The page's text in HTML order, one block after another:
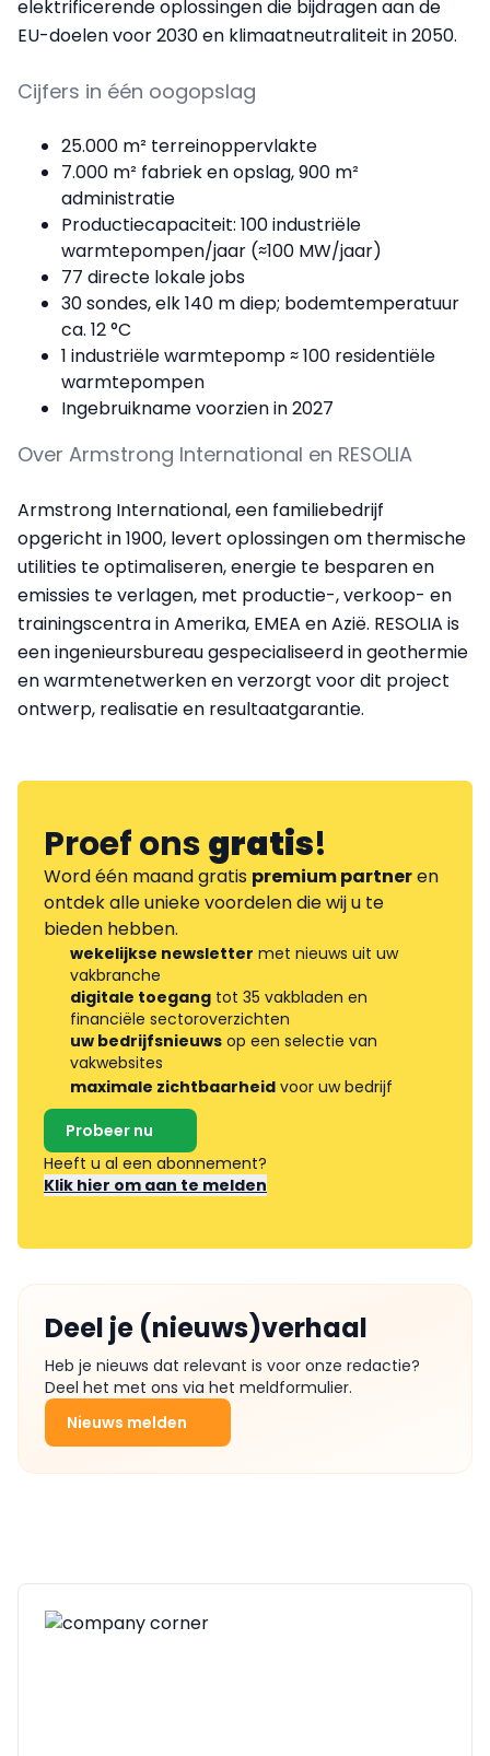
elektrificerende oplossingen die bijdragen aan de
EU-doelen voor 2030 en klimaatneutraliteit in 2050.
Cijfers in één oogopslag
25.000 m² terreinoppervlakte
7.000 m² fabriek en opslag, 900 m²
administratie
Productiecapaciteit: 100 industriële
warmtepompen/jaar (≈100 MW/jaar)
77 directe lokale jobs
30 sondes, elk 140 m diep; bodemtemperatuur
ca. 12 °C
1 industriële warmtepomp ≈ 100 residentiële
warmtepompen
Ingebruikname voorzien in 2027
Over Armstrong International en RESOLIA
Armstrong International, een familiebedrijf
opgericht in 1900, levert oplossingen om thermische
utilities te optimaliseren, energie te besparen en
emissies te verlagen, met productie-, verkoop- en
trainingscentra in Amerika, EMEA en Azië. RESOLIA is
een ingenieursbureau gespecialiseerd in geothermie
en warmtenetwerken en verzorgt voor dit project
ontwerp, realisatie en resultaatgarantie.
Proef onsgratis!
Word één maand gratis premium partneren
ontdek alle unieke voordelen die wij u te
bieden hebben.
wekelijkse newsletter met nieuws uit uw
vakbranche
digitale toegang tot 35 vakbladen en
financiële sectoroverzichten
uw bedrijfsnieuws op een selectie van
vakwebsites
maximale zichtbaarheid voor uw bedrijf
Probeer nu
Heeft u al een abonnement?
Klik hier om aan te melden
Deel je (nieuws)verhaal
Heb je nieuws dat relevant is voor onze redactie?
Deel het met ons via het meldformulier.
Nieuws melden